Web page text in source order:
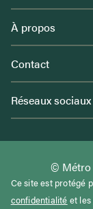
À propos
Contact
Réseaux sociaux
© Métro
Ce site est protégé
confidentialité et les